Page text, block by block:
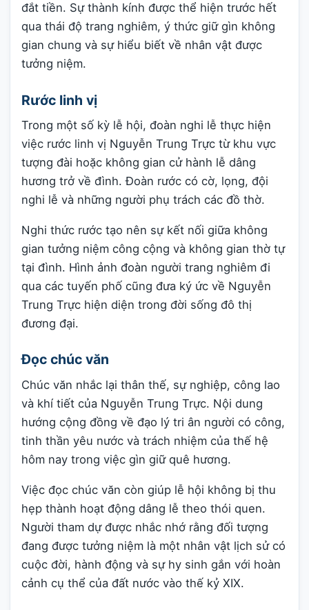
đắt tiền. Sự thành kính được thể hiện trước hết
qua thái độ trang nghiêm, ý thức giữ gìn không
gian chung và sự hiểu biết về nhân vật được
tưởng niệm.
Rước linh vị
Trong một số kỳ lễ hội, đoàn nghi lễ thực hiện
việc rước linh vị Nguyễn Trung Trực từ khu vực
tượng đài hoặc không gian cử hành lễ dâng
hương trở về đình. Đoàn rước có cờ, lọng, đội
nghi lễ và những người phụ trách các đồ thờ.
Nghi thức rước tạo nên sự kết nối giữa không
gian tưởng niệm công cộng và không gian thờ tự
tại đình. Hình ảnh đoàn người trang nghiêm đi
qua các tuyến phố cũng đưa ký ức về Nguyễn
Trung Trực hiện diện trong đời sống đô thị
đương đại.
Đọc chúc văn
Chúc văn nhắc lại thân thế, sự nghiệp, công lao
và khí tiết của Nguyễn Trung Trực. Nội dung
hướng cộng đồng về đạo lý tri ân người có công,
tinh thần yêu nước và trách nhiệm của thế hệ
hôm nay trong việc gìn giữ quê hương.
Việc đọc chúc văn còn giúp lễ hội không bị thu
hẹp thành hoạt động dâng lễ theo thói quen.
Người tham dự được nhắc nhớ rằng đối tượng
đang được tưởng niệm là một nhân vật lịch sử có
cuộc đời, hành động và sự hy sinh gắn với hoàn
cảnh cụ thể của đất nước vào thế kỷ XIX.